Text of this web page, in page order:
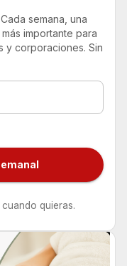
semana, una
importante para
y corporaciones. Sin
quieras.